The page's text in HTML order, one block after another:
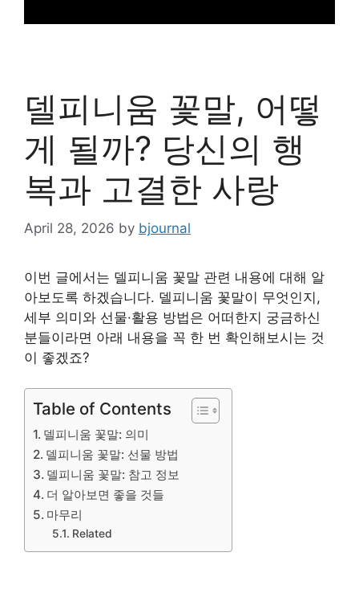
델피니움 꽃말, 어떻
게 될까? 당신의 행
복과 고결한 사랑
April 28, 2026 by bjournal
이번 글에서는 델피니움 꽃말 관련 내용에 대해 알
아보도록 하겠습니다. 델피니움 꽃말이 무엇인지,
세부 의미와 선물·활용 방법은 어떠한지 궁금하신
분들이라면 아래 내용을 꼭 한 번 확인해보시는 것
이 좋겠죠?
Table of Contents
델피니움 꽃말: 의미
델피니움 꽃말: 선물 방법
델피니움 꽃말: 참고 정보
더 알아보면 좋을 것들
마무리
Related